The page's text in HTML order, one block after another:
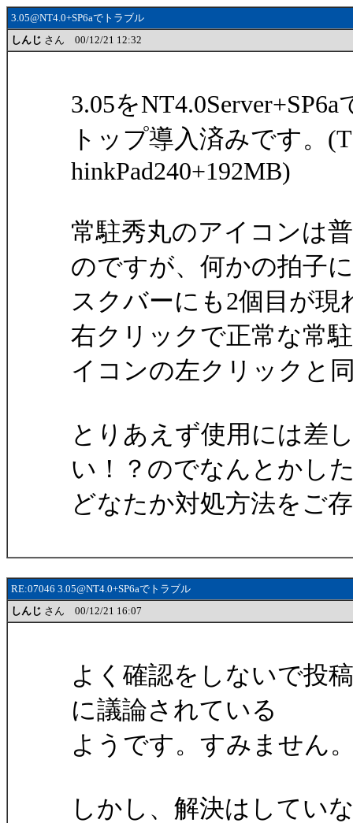
3.05@NT4.0+SP6aでトラブル
しんじ さん 00/12/21 12:32
3.05を
トップ導入済みです。(T
hinkPad240+192MB)
常駐秀丸のアイコンは
のですが、何かの拍子
スクバーにも2個目が
右クリックで正常な常
イコンの左クリックと
とりあえず使用には差
い！？のでなんとかし
どなたか対処方法をご
RE:07046 3.05@NT4.0+SP6aでトラブル
しんじ さん 00/12/21 16:07
よく確認をしないで投
に議論されている
ようです。すみません
しかし、解決はしてい